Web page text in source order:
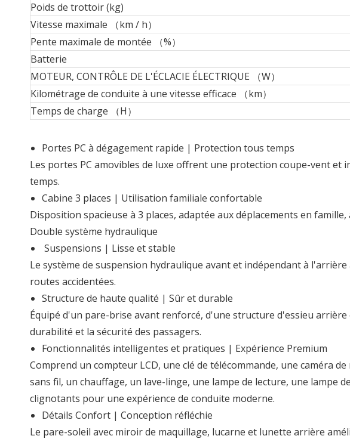
Poids de trottoir (kg)
Vitesse maximale （km / h）
Pente maximale de montée （%）
Batterie
MOTEUR, CONTRÔLE DE L'ÉCLACIE ÉLECTRIQUE （W）
Kilométrage de conduite à une vitesse efficace （km）
Temps de charge （H）
Portes PC à dégagement rapide | Protection tous temps
Les portes PC amovibles de luxe offrent une protection coupe-vent
temps.
Cabine 3 places | Utilisation familiale confortable
Disposition spacieuse à 3 places, adaptée aux déplacements en
Double système hydraulique
Suspensions | Lisse et stable
Le système de suspension hydraulique avant et indépendant à
routes accidentées.
Structure de haute qualité | Sûr et durable
Équipé d'un pare-brise avant renforcé, d'une structure d'essieu
durabilité et la sécurité des passagers.
Fonctionnalités intelligentes et pratiques | Expérience Premium
Comprend un compteur LCD, une clé de télécommande, une caméra
sans fil, un chauffage, un lave-linge, une lampe de lecture, une lampe
clignotants pour une expérience de conduite moderne.
Détails Confort | Conception réfléchie
Le pare-soleil avec miroir de maquillage, lucarne et lunette arrière